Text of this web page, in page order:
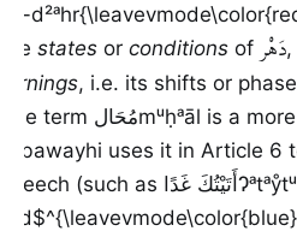
\_ł-
the states or conditions of دَهْر,
turnings, i.e. its shifts or
The term مُحَالmᵘḥᵃāl is a
Sībawayhi uses it in Article
speech (such as أَتَيْتُكَ غَدًا